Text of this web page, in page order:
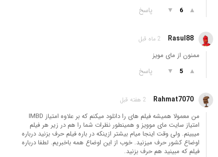
▲
6
▼ پاسخ
Rasul88 2 ماه قبل
ممنون از مای مویز
▲
5
▼ پاسخ
Rahmat7070 2 هفته قبل
من معمولا همیشه فیلم های را دانلود میکنم که بر علاوه امتیاز IMBD
امتیاز سایت مای موویز و همینطور نظرات شما را هم در زیر هر فیلم
میبینم. ولی وقت اینجا میام بیشتر ازینکه در باره فیلم حرف بزنید درباره
اوضاع کشور حرف میزنید. خوب از این اوضاع همه باخبریم. لطفا درباره
فیلم که مبینید هم حرف بزنید.